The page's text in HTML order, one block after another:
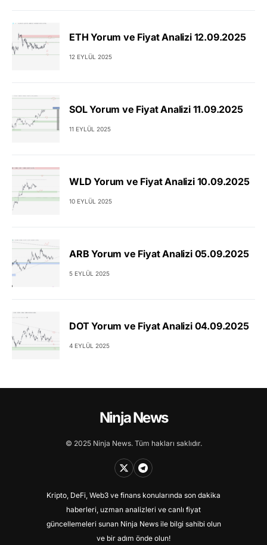
ETH Yorum ve Fiyat Analizi 12.09.2025
12 EYLÜL 2025
SOL Yorum ve Fiyat Analizi 11.09.2025
11 EYLÜL 2025
WLD Yorum ve Fiyat Analizi 10.09.2025
10 EYLÜL 2025
ARB Yorum ve Fiyat Analizi 05.09.2025
5 EYLÜL 2025
DOT Yorum ve Fiyat Analizi 04.09.2025
4 EYLÜL 2025
Ninja News
© 2025 Ninja News. Tüm hakları saklıdır.
Kripto, DeFi, Web3 ve finans konularında son dakika
haberleri, uzman analizleri ve canlı fiyat
güncellemeleri sunan Ninja News ile bilgi sahibi olun
ve bir adım önde olun!